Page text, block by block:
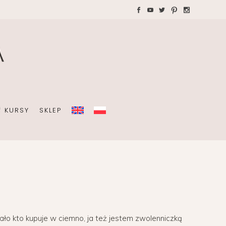
KURSY SKLEP
kto kupuje w ciemno, ja też jestem zwolenniczką